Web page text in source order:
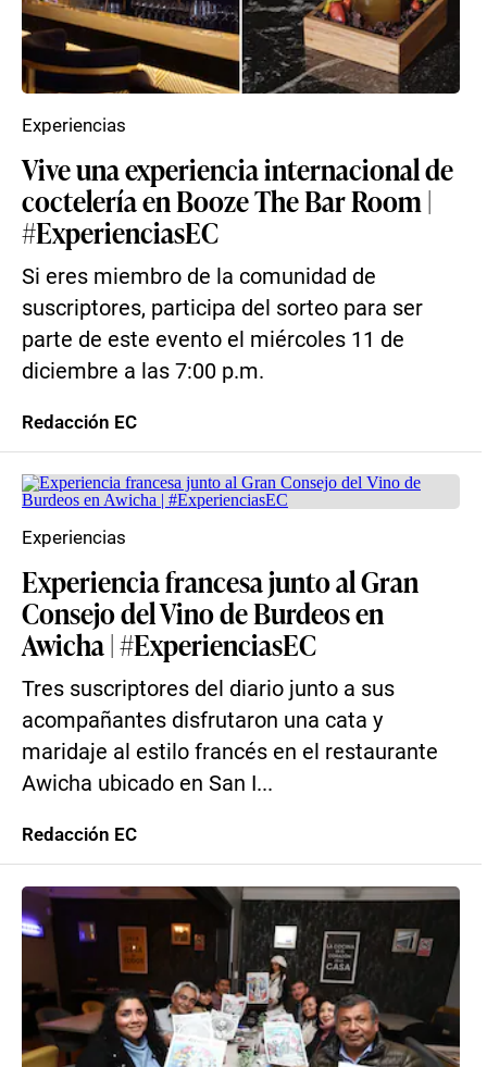
Vive una experiencia internacional de
coctelería en Booze The Bar Room |
#ExperienciasEC
Si eres miembro de la comunidad de
suscriptores, participa del sorteo para ser
parte de este evento el miércoles 11 de
diciembre a las 7:00 p.m.
Experiencias
Redacción EC
Experiencia francesa junto al Gran
Consejo del Vino de Burdeos en
Awicha | #ExperienciasEC
Tres suscriptores del diario junto a sus
acompañantes disfrutaron una cata y
maridaje al estilo francés en el restaurante
Awicha ubicado en San I...
Experiencias
Redacción EC